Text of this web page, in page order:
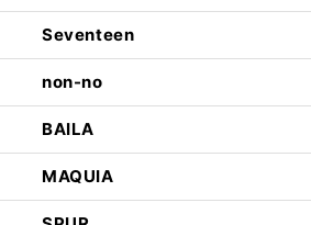
Seventeen
non-no
BAILA
MAQUIA